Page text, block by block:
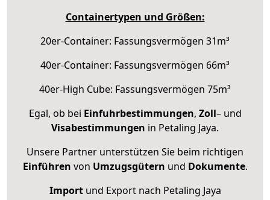
Containertypen und Größen:
20er-Container: Fassungsvermögen 31m³
40er-Container: Fassungsvermögen 66m³
40er-High Cube: Fassungsvermögen 75m³
Egal, ob bei Einfuhrbestimmungen, Zoll– und
Visabestimmungen in Petaling Jaya.
Unsere Partner unterstützen Sie beim richtigen
Einführen von Umzugsgütern und Dokumente.
Importund Export nach Petaling Jaya